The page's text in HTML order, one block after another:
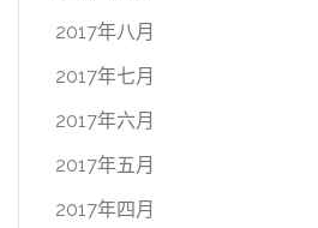
2017年八月
2017年七月
2017年六月
2017年五月
2017年四月